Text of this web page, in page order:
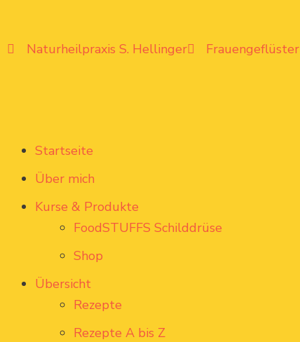
Naturheilpraxis S. Hellinger Frauengeflüster
Startseite
Über mich
Kurse & Produkte
FoodSTUFFS Schilddrüse
Shop
Übersicht
Rezepte
Rezepte A bis Z